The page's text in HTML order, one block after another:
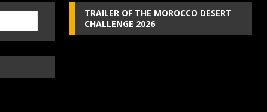
TRAILER OF THE MOROCCO DESERT
CHALLENGE 2026